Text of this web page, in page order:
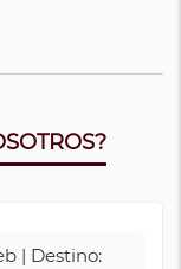
| Destino: